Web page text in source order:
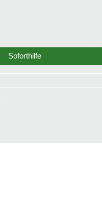
Soforthilfe